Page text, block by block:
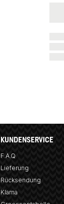
KUNDENSERVICE
F.A.Q
Lieferung
Rücksendung
Klarna